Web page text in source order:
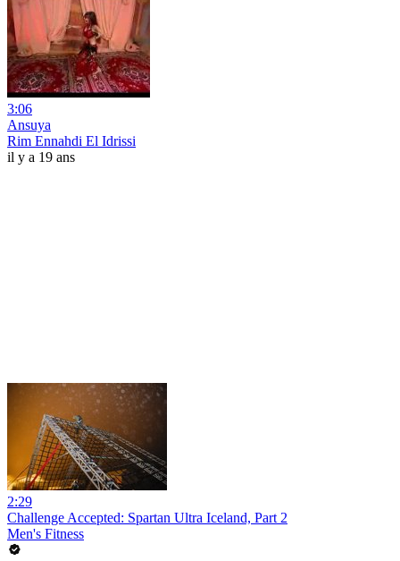
3:06
Ansuya
Rim Ennahdi El Idrissi
il y a 19 ans
2:29
Challenge Accepted: Spartan Ultra Iceland, Part 2
Men's Fitness